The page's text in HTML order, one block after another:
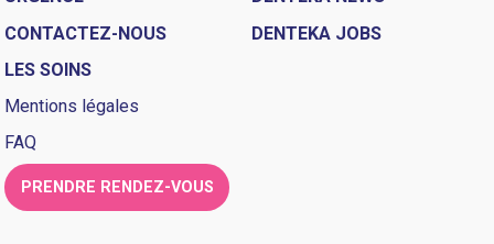
CONTACTEZ-NOUS
LES SOINS
DENTEKA JOBS
Mentions légales
FAQ
PRENDRE RENDEZ-VOUS